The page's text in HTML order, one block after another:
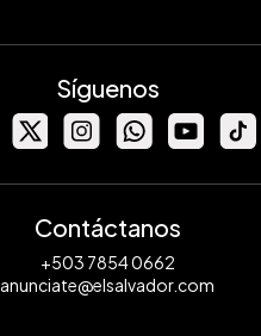
Síguenos
Contáctanos
+503 7854 0662
anunciate@elsalvador.com